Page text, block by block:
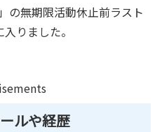
の無期限活動休止前ラスト
りました。
ルや経歴